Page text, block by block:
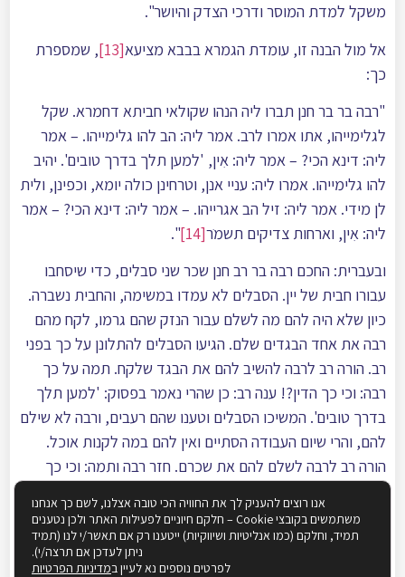
משקל למדת המוסר ודרכי הצדק והיושר".
אל מול הבנה זו, עומדת הגמרא בבבא מציעא[13]
, שמספרת
כך:
"רבה בר בר חנן תברו ליה הנהו שקולאי חביתא דחמרא. שקל
לגלימייהו, אתו אמרו לרב. אמר ליה: הב להו גלימייהו. – אמר
ליה: דינא הכי? – אמר ליה: אִין, 'למען תלך בדרך טובים'. יהיב
להו גלימייהו. אמרו ליה: עניי אנן, וטרחינן כולה יומא, וכפינן, ולית
לן מידי. אמר ליה: זיל הב אגרייהו. – אמר ליה: דינא הכי? – אמר
ליה: אִין, וארחות צדיקים תשמֺר[14]
".
ובעברית: החכם רבה בר רב חנן שכר שני סבלים, כדי שיסחבו
עבורו חבית של יין. הסבלים לא עמדו במשימה, והחבית נשברה.
כיון שלא היה להם מה לשלם עבור הנזק שהם גרמו, לקח מהם
רבה את אחד הבגדים שלם. הגיעו הסבלים להתלונן על כך בפני
רב. הורה רב לרבה להשיב להם את הבגד שלקח. תמה על כך
רבה: וכי כך הדין?! ענה רב: כן שהרי נאמר בפסוק: 'למען תלך
בדרך טובים'. המשיכו הסבלים וטענו שהם רעבים, ורבה לא שילם
להם, והרי שיום העבודה הסתיים ואין להם במה לקנות אוכל.
הורה רב לרבה לשלם להם את שכרם. חזר רבה ותמה: וכי כך
פסיקתו של רב לא נבעה מכח תקנת חכמים, אלא באה מתוך
חמלה על הסבלים העניים והרעבים. ואם כן יש לשאול מדוע לא
חשש רב לאיסור: 'ודל לא תהדר בריבו'? לשאלה זו השיב מרן
אנו רוצים להעניק לך את החוויה הכי טובה אצלנו, לשם כך אנחנו
משתמשים בקובצי Cookie – חלקם חיוניים לפעילות האתר ולכן נטענים
תמיד, וחלקם (כמו אנליטיות ושיווקיות) ייטענו רק אם תאשר/י לנו (תמיד
ניתן לעדכן אם תרצה/י).
לפרטים נוספים נא לעיין במדיניות הפרטיות